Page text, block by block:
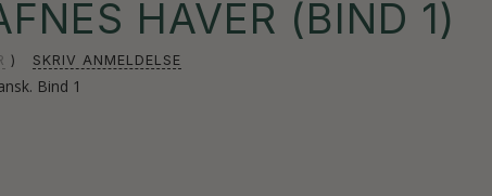
HAVER (BIND 1)
SKRIV ANMELDELSE
Bind 1